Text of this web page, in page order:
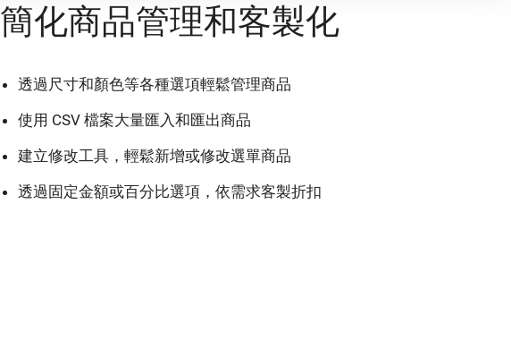
簡化商品管理和客製化
透過尺寸和顏色等各種選項輕鬆管理商品
使用 CSV 檔案大量匯入和匯出商品
建立修改工具，輕鬆新增或修改選單商品
透過固定金額或百分比選項，依需求客製折扣